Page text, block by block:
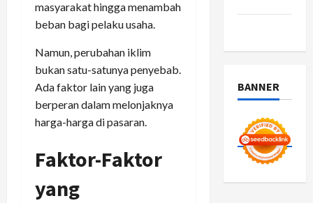
masyarakat hingga menambah
beban bagi pelaku usaha.
Namun, perubahan iklim
bukan satu-satunya penyebab.
Ada faktor lain yang juga
berperan dalam melonjaknya
harga-harga di pasaran.
Faktor-Faktor
yang
BANNER